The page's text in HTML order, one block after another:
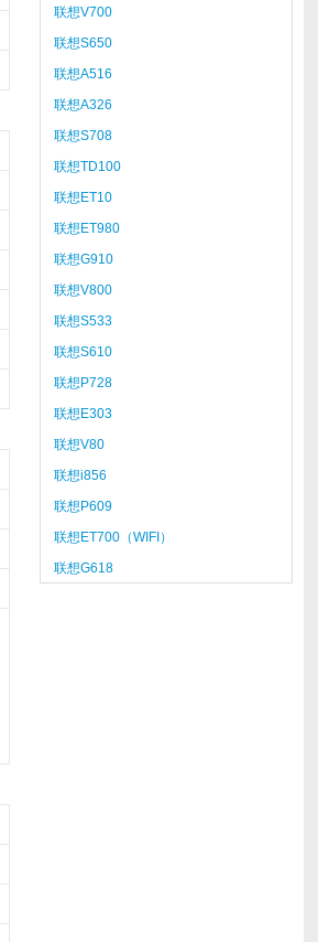
联想V700
联想S650
联想A516
联想A326
联想S708
联想TD100
联想ET10
联想ET980
联想G910
联想V800
联想S533
联想S610
联想P728
联想E303
联想V80
联想i856
联想P609
联想ET700（WIFI）
联想G618